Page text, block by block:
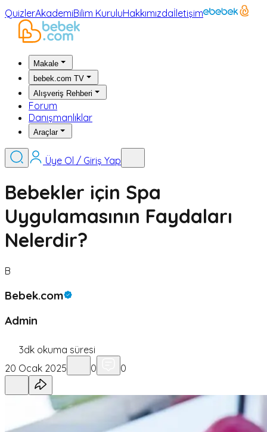
QuizlerAkademiBilim KuruluHakkımızdaİletişim
Makale
bebek.com TV
Alışveriş Rehberi
Forum
Danışmanlıklar
Araçlar
Üye Ol / Giriş Yap
Bebekler için Spa
Uygulamasının Faydaları
Nelerdir?
B
Bebek.com
Admin
3dk okuma süresi
20 Ocak 2025
0 0